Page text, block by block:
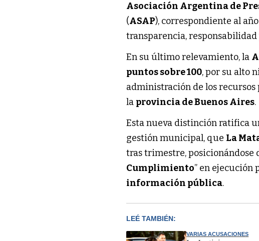
Asociación Argentina de
(ASAP), correspondiente al año
transparencia,
En su último relevamiento, la
puntos sobre 100, por su alto
administración de los
la provincia de Buenos Aires.
Esta nueva distinción ratifica
gestión municipal, que La
tras trimestre, posicionándose
Cumplimiento” en ejecución
información pública.
LEÉ TAMBIÉN:
VARIAS ACUSACIONES